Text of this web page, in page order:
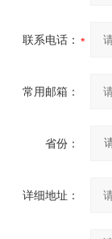
联系电话：
常用邮箱：
省份：
详细地址：